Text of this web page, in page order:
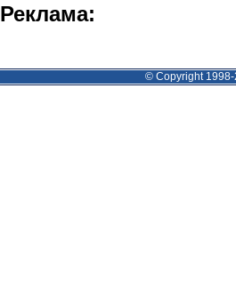
Реклама:
© Copyright 1998-